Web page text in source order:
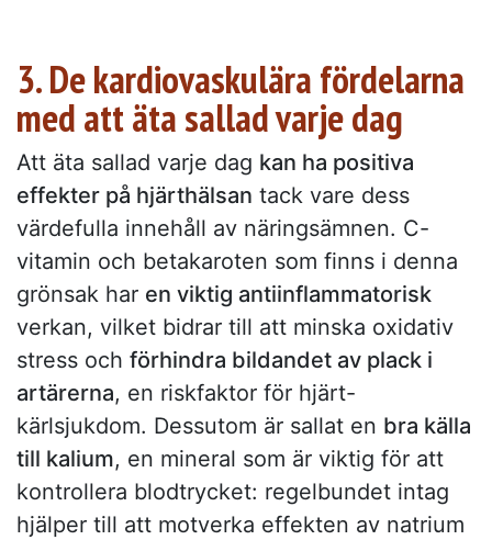
3. De kardiovaskulära fördelarna
med att äta sallad varje dag
Att äta sallad varje dag kan ha positiva
effekter på hjärthälsan tack vare dess
värdefulla innehåll av näringsämnen. C-
vitamin och betakaroten som finns i denna
grönsak har en viktig antiinflammatorisk
verkan, vilket bidrar till att minska oxidativ
stress och förhindra bildandet av plack i
artärerna, en riskfaktor för hjärt-
kärlsjukdom. Dessutom är sallat en bra källa
till kalium, en mineral som är viktig för att
kontrollera blodtrycket: regelbundet intag
hjälper till att motverka effekten av natrium